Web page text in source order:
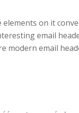
on it
email
modern email